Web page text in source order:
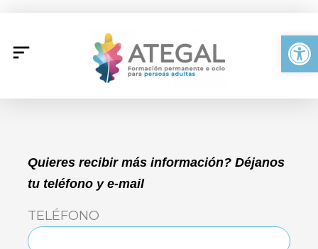
contenido
Quieres recibir más información? Déjanos
tu teléfono y e-mail
TELÉFONO